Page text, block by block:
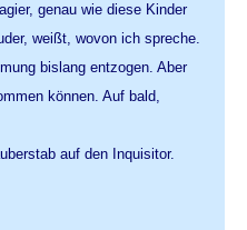
genau wie diese Kinder
weißt, wovon ich spreche.
bislang entzogen. Aber
können. Auf bald,
auf den Inquisitor.